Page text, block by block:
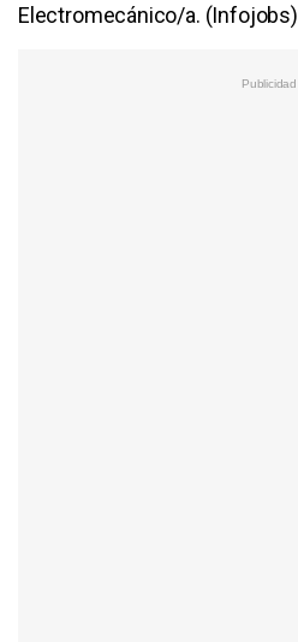
Electromecánico/a. (Infojobs)